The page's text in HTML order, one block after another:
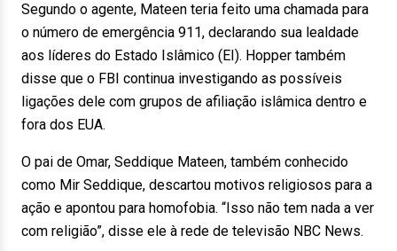
Segundo o agente, Mateen teria feito uma chamada para
o número de emergência 911, declarando sua lealdade
aos líderes do Estado Islâmico (EI). Hopper também
disse que o FBI continua investigando as possíveis
ligações dele com grupos de afiliação islâmica dentro e
fora dos EUA.
O pai de Omar, Seddique Mateen, também conhecido
como Mir Seddique, descartou motivos religiosos para a
ação e apontou para homofobia. “Isso não tem nada a ver
com religião”, disse ele à rede de televisão NBC News.